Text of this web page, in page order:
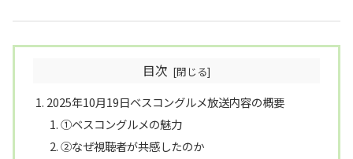
目次
2025年10月19日ベスコングルメ放送内容の概要
①ベスコングルメの魅力
②なぜ視聴者が共感したのか